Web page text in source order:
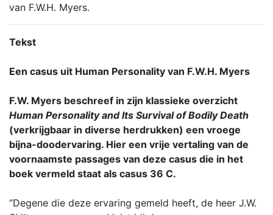
van F.W.H. Myers.
Tekst
Een casus uit Human Personality van F.W.H. Myers
F.W. Myers beschreef in zijn klassieke overzicht
Human Personality and Its Survival of Bodily Death
(verkrijgbaar in diverse herdrukken) een vroege
bijna-doodervaring. Hier een vrije vertaling van de
voornaamste passages van deze casus die in het
boek vermeld staat als casus 36 C.
“Degene die deze ervaring gemeld heeft, de heer J.W.